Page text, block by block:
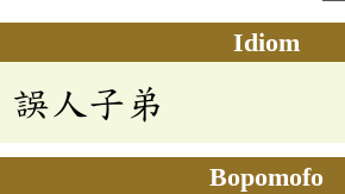
Idiom
誤人子弟
Bopomofo